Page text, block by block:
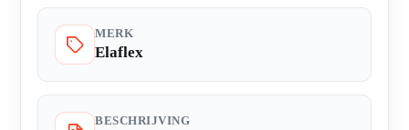
MERK
Elaflex
BESCHRIJVING